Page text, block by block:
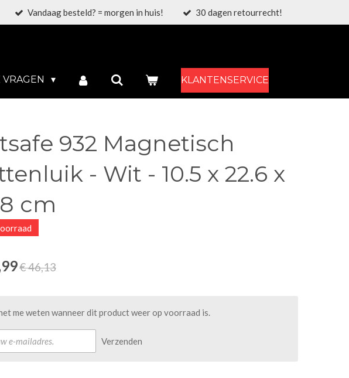
Vandaag besteld? = morgen in huis! 30 dagen retourrecht!
VRAGEN KLANTENSERVICE
932 Magnetisch
- Wit - 10.5 x 22.6 x
cm
€ 46,13
me weten wanneer dit product weer op voorraad is.
Verzenden